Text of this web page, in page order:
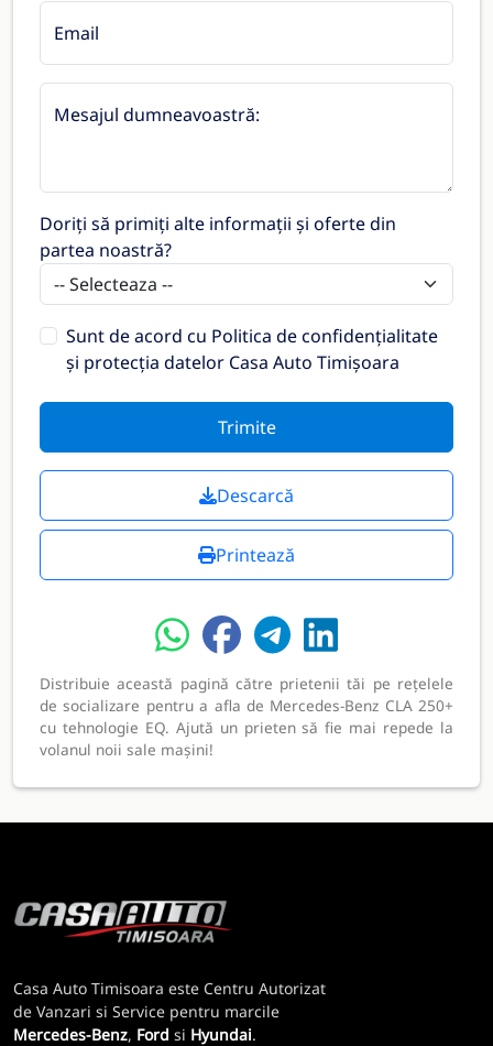
Email
Mesajul dumneavoastră:
Doriți să primiți alte informații și oferte din
partea noastră?
Sunt de acord cu Politica de confidențialitate
și protecția datelor Casa Auto Timișoara
Trimite
Descarcă
Printează
Distribuie această pagină către prietenii tăi pe rețelele
de socializare pentru a afla de Mercedes-Benz CLA 250+
cu tehnologie EQ. Ajută un prieten să fie mai repede la
volanul noii sale mașini!
Casa Auto Timisoara este Centru Autorizat
de Vanzari si Service pentru marcile
Mercedes-Benz, Ford si Hyundai.